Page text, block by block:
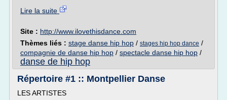
Lire la suite
Site : http://www.ilovethisdance.com
Thèmes liés : stage danse hip hop / stages hip hop dance /
compagnie de danse hip hop / spectacle danse hip hop /
danse de hip hop
Répertoire #1 :: Montpellier Danse
LES ARTISTES